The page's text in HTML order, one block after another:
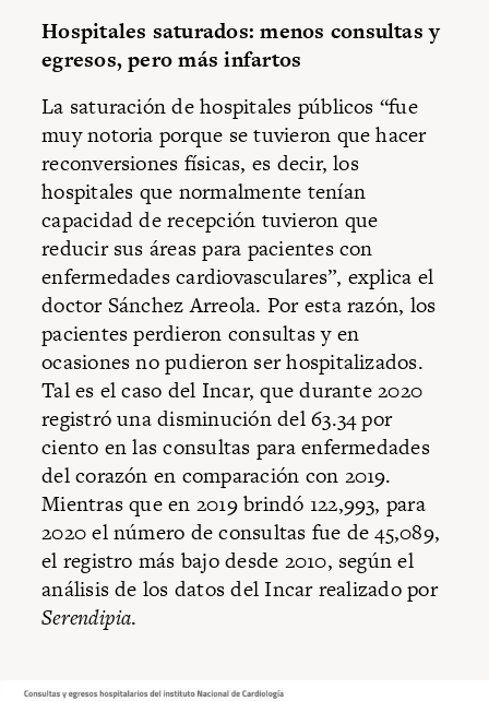
Hospitales saturados: menos consultas y
egresos, pero más infartos
La saturación de hospitales públicos “fue
muy notoria porque se tuvieron que hacer
reconversiones físicas, es decir, los
hospitales que normalmente tenían
capacidad de recepción tuvieron que
reducir sus áreas para pacientes con
enfermedades cardiovasculares”, explica el
doctor Sánchez Arreola. Por esta razón, los
pacientes perdieron consultas y en
ocasiones no pudieron ser hospitalizados.
Tal es el caso del Incar, que durante 2020
registró una disminución del 63.34 por
ciento en las consultas para enfermedades
del corazón en comparación con 2019.
Mientras que en 2019 brindó 122,993, para
2020 el número de consultas fue de 45,089,
el registro más bajo desde 2010, según el
análisis de los datos del Incar realizado por
Serendipia.